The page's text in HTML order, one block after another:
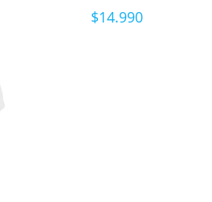
$14.990